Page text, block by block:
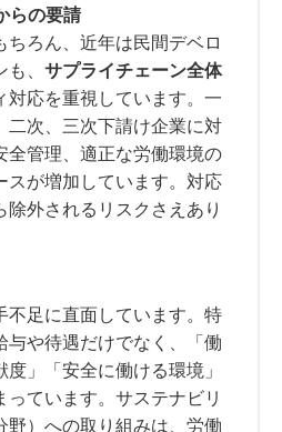
らの要請
ろん、近年は民間デベロ
、 サプライチェーン全体
対応を重視しています。一
二次、三次下請け企業に対
全管理、適正な労働環境の
スが増加しています。対応
外されるリスクさえあり
不足に直面しています。特
与や待遇だけでなく、「働
」「安全に働ける環境」
ています。サステナビリ
野）への取り組みは、労働